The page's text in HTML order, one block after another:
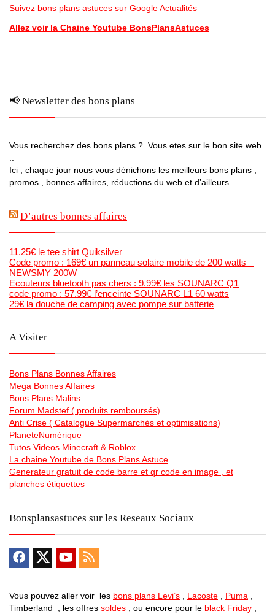
Suivez bons plans astuces sur Google Actualités
Allez voir la Chaine Youtube BonsPlansAstuces
📢 Newsletter des bons plans
Vous recherchez des bons plans ? Vous etes sur le bon site web
Ici , chaque jour nous vous dénichons les meilleurs bons plans ,
promos , bonnes affaires, réductions du web et d’ailleurs …
D’autres bonnes affaires
11.25€ le tee shirt Quiksilver
Code promo : 169€ un panneau solaire mobile de 200 watts –
NEWSMY 200W
Ecouteurs bluetooth pas chers : 9.99€ les SOUNARC Q1
code promo : 57.99€ l’enceinte SOUNARC L1 60 watts
29€ la douche de camping avec pompe sur batterie
A Visiter
Bons Plans Bonnes Affaires
Mega Bonnes Affaires
Bons Plans Malins
Forum Madstef ( produits remboursés)
Anti Crise ( Catalogue Supermarchés et optimisations)
PlaneteNumérique
Tutos Videos Minecraft & Roblox
La chaine Youtube de Bons Plans Astuce
Generateur gratuit de code barre et qr code en image , et
planches étiquettes
Bonsplansastuces sur les Reseaux Sociaux
Vous pouvez aller voir les bons plans Levi’s Lacoste Puma
Timberland , les offres soldes , ou encore pour le black Friday